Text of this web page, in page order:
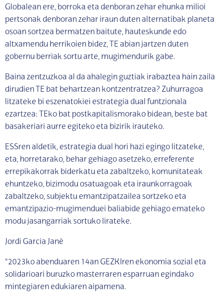
Globalean ere, borroka eta denboran zehar ehunka milioi
pertsonak denboran zehar iraun duten alternatibak planeta
osoan sortzea bermatzen baitute, hauteskunde edo
altxamendu herrikoien bidez, TE abian jartzen duten
gobernu berriak sortu arte, mugimendurik gabe.
Baina zentzuzkoa al da ahalegin guztiak irabaztea hain zaila
dirudien TE bat behartzean kontzentratzea? Zuhurragoa
litzateke bi eszenatokiei estrategia dual funtzionala
ezartzea: TEko bat postkapitalismorako bidean, beste bat
basakeriari aurre egiteko eta bizirik irauteko.
ESSren aldetik, estrategia dual hori hazi egingo litzateke,
eta, horretarako, behar gehiago asetzeko, erreferente
errepikakorrak biderkatu eta zabaltzeko, komunitateak
ehuntzeko, bizimodu osatuagoak eta iraunkorragoak
zabaltzeko, subjektu emantzipatzailea sortzeko eta
emantzipazio-mugimenduei baliabide gehiago emateko
modu jasangarriak sortuko lirateke.
Jordi Garcia Jané
*2023ko abenduaren 14an GEZKIren ekonomia sozial eta
solidarioari buruzko masterraren esparruan egindako
mintegiaren edukiaren aipamena.